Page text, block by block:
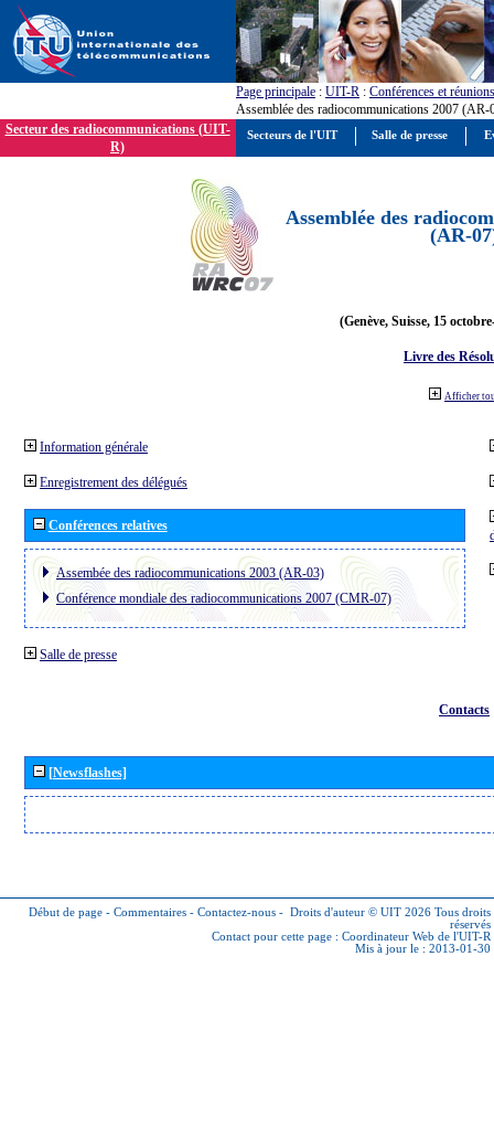
Page principale : UIT-R : Conférences et réunions
Assemblée des radiocommunications 2007 (AR-
Secteur des radiocommunications (UIT-
R)
Assemblée des
(AR-
(Genève, Suisse, 15
Livre des
Afficher
Information générale
Enregistrement des délégués
Conférences relatives
Assembée des radiocommunications 2003 (AR-03)
Conférence mondiale des radiocommunications 2007 (CMR-07)
Salle de presse
Contacts
[Newsflashes]
Début de page - Commentaires - Contactez-nous - Droits d'auteur © UIT 2026 Tous droits
réservés
Contact pour cette page : Coordinateur Web de l'UIT-R
Mis à jour le : 2013-01-30
Secteurs de l'UIT Salle de presse